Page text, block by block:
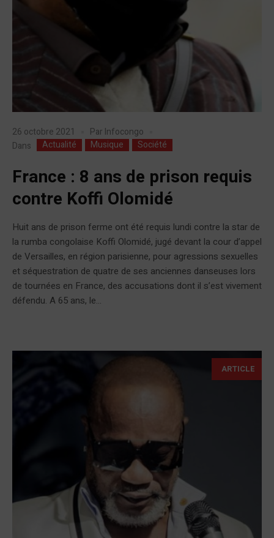
26 octobre 2021 Par Infocongo
Dans
Actualité Musique Société
France : 8 ans de prison requis
contre Koffi Olomidé
Huit ans de prison ferme ont été requis lundi contre la star de
la rumba congolaise Koffi Olomidé, jugé devant la cour d’appel
de Versailles, en région parisienne, pour agressions sexuelles
et séquestration de quatre de ses anciennes danseuses lors
de tournées en France, des accusations dont il s’est vivement
défendu. A 65 ans, le...
ARTICLE